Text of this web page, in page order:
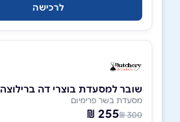
לרכישה
שובר למסעדת בוצרי דה ברילוצה
מסעדת בשר פרימיום
300 ₪
255 ₪